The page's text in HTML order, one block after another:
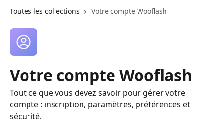
Toutes les collections Votre compte Wooflash
Votre compte Wooflash
Tout ce que vous devez savoir pour gérer votre
compte : inscription, paramètres, préférences et
sécurité.